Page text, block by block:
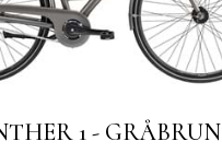
1 - GRÅBRUN